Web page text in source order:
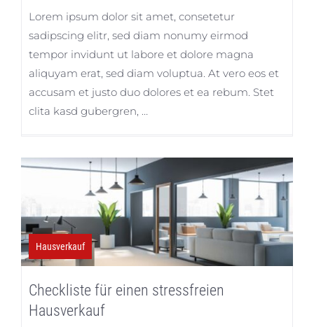
Lorem ipsum dolor sit amet, consetetur
sadipscing elitr, sed diam nonumy eirmod
tempor invidunt ut labore et dolore magna
aliquyam erat, sed diam voluptua. At vero eos et
accusam et justo duo dolores et ea rebum. Stet
clita kasd gubergren, …
Hausverkauf
Checkliste für einen stressfreien
Hausverkauf